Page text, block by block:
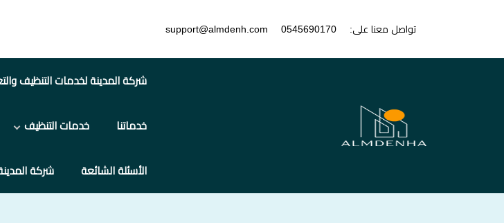
تواصل معنا على: 0545690170
support@almdenh.com
شركة المدينة لخدمات التنظيف
خدماتنا خدمات التنظيف
الأسئلة الشائعة شركة